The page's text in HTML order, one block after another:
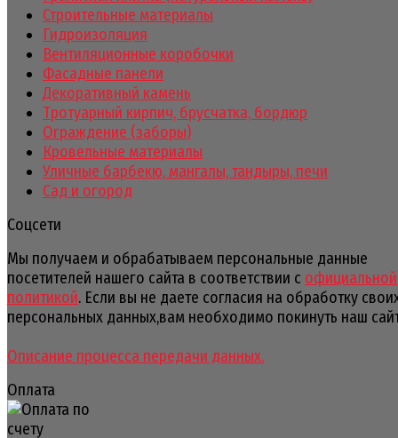
Строительные материалы
Гидроизоляция
Вентиляционные коробочки
Фасадные панели
Декоративный камень
Тротуарный кирпич, брусчатка, бордюр
Ограждение (заборы)
Кровельные материалы
Уличные барбекю, мангалы, тандыры, печи
Сад и огород
Соцсети
Мы получаем и обрабатываем персональные данные
посетителей нашего сайта в соответствии с официальной
политикой. Если вы не даете согласия на обработку
персональных данных,вам необходимо покинуть наш
Описание процесса передачи данных.
Оплата